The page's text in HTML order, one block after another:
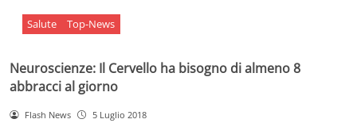
Salute Top-News
Neuroscienze: Il Cervello ha bisogno di almeno 8
abbracci al giorno
Flash News 5 Luglio 2018